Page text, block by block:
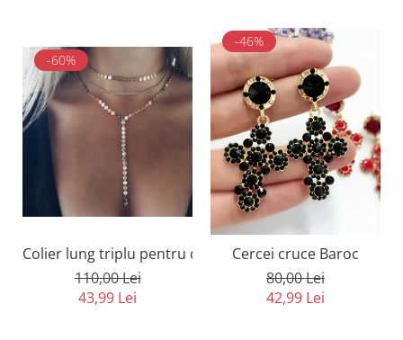
-60%
Colier lung triplu pentru decolteu cu cristale
110,00 Lei
43,99 Lei
-46%
Cercei cruce Baroc
80,00 Lei
42,99 Lei